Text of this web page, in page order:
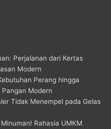
Perjalanan dari Kertas
Modern
Perang hingga
Modern
Tidak Menempel pada Gelas
Rahasia UMKM